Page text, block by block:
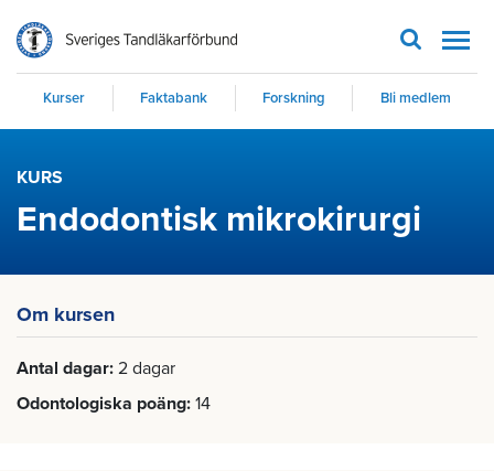
Kurser Faktabank Forskning Bli medlem
KURS
Endodontisk mikrokirurgi
Om kursen
Antal dagar 2 dagar
Odontologiska poäng 14